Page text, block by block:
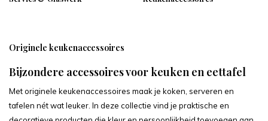
Originele keukenaccessoires
Bijzondere accessoires voor keuken en eettafel
Met originele keukenaccessoires maak je koken, serveren en
tafelen nét wat leuker. In deze collectie vind je praktische en